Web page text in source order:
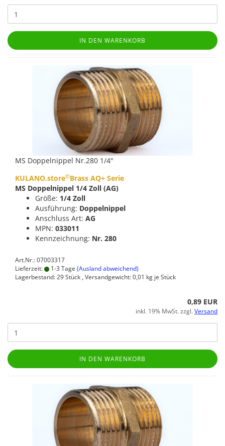
IN DEN WARENKORB
MS Doppelnippel Nr.280 1/4"
KULANO.store©Brass AQ+ Serie
MS Doppelnippel 1/4 Zoll (AG)
Größe: 1/4 Zoll
Ausführung: Doppelnippel
Anschluss Art: AG
MPN: 033011
Kennzeichnung: Nr. 280
Art.Nr.: 07003317
Lieferzeit:
1-3 Tage (Ausland abweichend)
Lagerbestand: 29 Stück , Versandgewicht:0,01 kg je Stück
0,89 EUR
inkl. 19% MwSt. zzgl.Versand
IN DEN WARENKORB